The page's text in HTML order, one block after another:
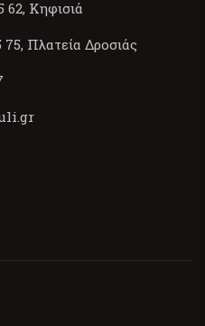
62, Κηφισιά
Πλατεία Δροσιάς